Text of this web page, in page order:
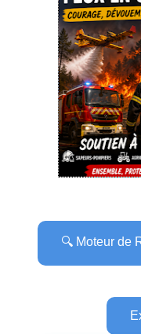
🔍 Moteur de